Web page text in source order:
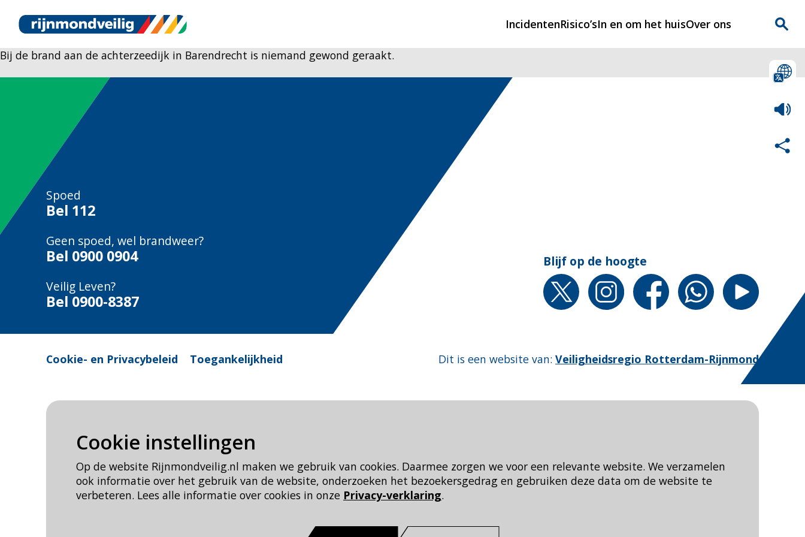
Cookie instellingen
Op de website Rijnmondveilig.nl maken we gebruik van cookies. Daarmee zorgen we voor een relevante website. We verzamelen
ook informatie over het gebruik van de website, onderzoeken het bezoekersgedrag en gebruiken deze data om de website te
verbeteren. Lees alle informatie over cookies in onze Privacy-verklaring.
Incidenten
Hulpdiensten nodig?
CIN-meldingen
Risico’sIn en om het huisOver ons
Bij de brand aan de achterzeedijk in Barendrecht is niemand gewond geraakt.
Spoed
Bel 112
Geen spoed, wel brandweer?
Bel 0900 0904
Veilig Leven?
Bel 0900-8387
Blijf op de hoogte
Cookie- en Privacybeleid Toegankelijkheid Dit is een website van: Veiligheidsregio Rotterdam-Rijnmond